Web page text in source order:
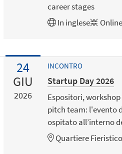
career stages
In inglese
24
GIU
2026
INCONTRO
Startup Day 2026
Espositori,
pitch team: l'evento
ospitato all’interno
Quartiere